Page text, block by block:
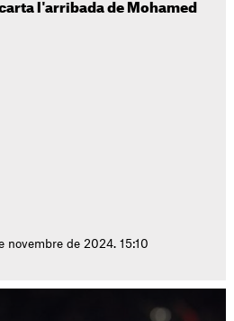
l'arribada de Mohamed
novembre de 2024. 15:10